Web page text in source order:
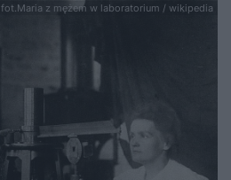
fot.Maria z mężem w laboratorium / wikipedia